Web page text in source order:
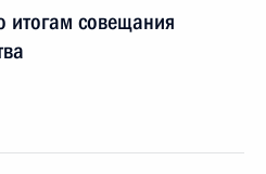
итогам совещания